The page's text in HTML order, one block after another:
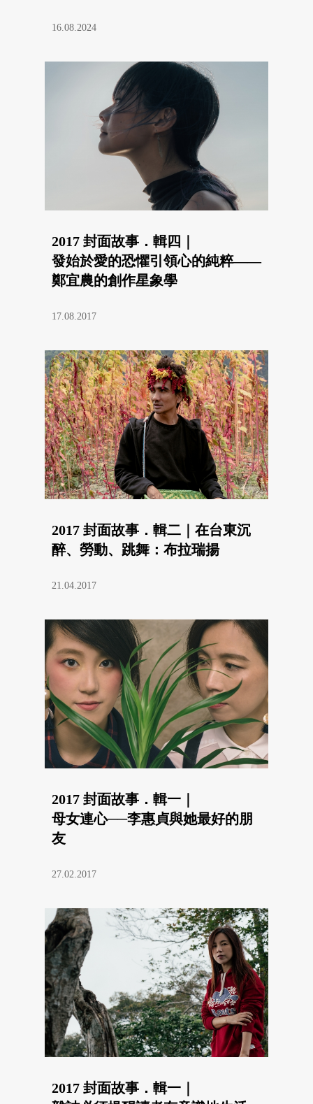
16.08.2024
2017 封面故事．輯四｜
發始於愛的恐懼引領心的純粹——
鄭宜農的創作星象學
17.08.2017
2017 封面故事．輯二｜在台東沉
醉、勞動、跳舞：布拉瑞揚
21.04.2017
2017 封面故事．輯一｜
母女連心──李惠貞與她最好的朋
友
27.02.2017
2017 封面故事．輯一｜